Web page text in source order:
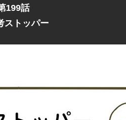
199話
ストッパー